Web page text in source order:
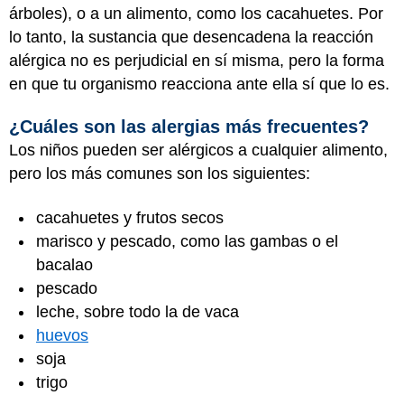
árboles), o a un alimento, como los cacahuetes. Por
lo tanto, la sustancia que desencadena la reacción
alérgica no es perjudicial en sí misma, pero la forma
en que tu organismo reacciona ante ella sí que lo es.
¿Cuáles son las alergias más frecuentes?
Los niños pueden ser alérgicos a cualquier alimento,
pero los más comunes son los siguientes:
cacahuetes y frutos secos
marisco y pescado, como las gambas o el
bacalao
pescado
leche, sobre todo la de vaca
huevos
soja
trigo